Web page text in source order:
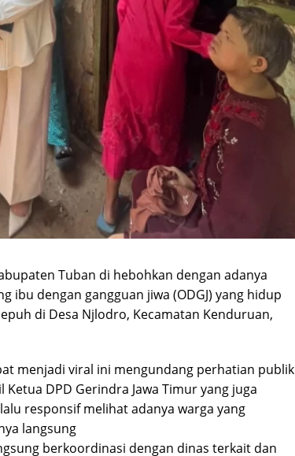
Tuban di hebohkan dengan adanya
ibu dengan gangguan jiwa (ODGJ) yang hidup
di Desa Njlodro, Kecamatan Kenduruan,
menjadi viral ini mengundang perhatian publik
DPD Gerindra Jawa Timur yang juga
responsif melihat adanya warga yang
langsung
berkoordinasi dengan dinas terkait dan